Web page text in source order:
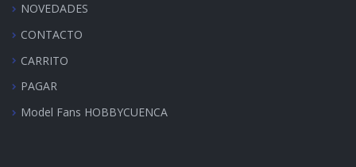
NOVEDADES
CONTACTO
CARRITO
PAGAR
Model Fans HOBBYCUENCA